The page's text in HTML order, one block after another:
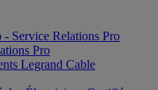
- Service Relations Pro
Pro
Legrand Cable